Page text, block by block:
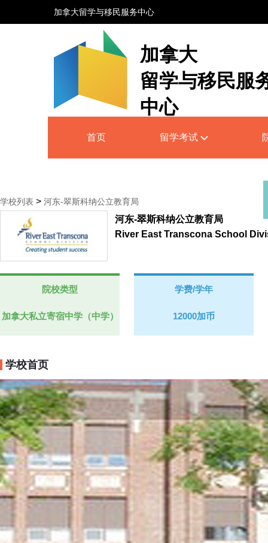
加拿大留学与移民服务中心
加拿大
留学与移民服
中心
Service Centre
首页 留学考试
学校列表 > 河东-翠斯科纳公立教育局
河东-翠斯科纳公立教育局
River East Transcona School
院校类型
加拿大私立寄宿中学（中学）
学费/学年
12000加币
学校首页